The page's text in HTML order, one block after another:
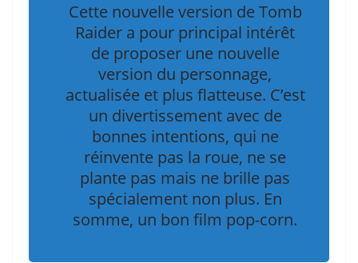
Cette nouvelle version de Tomb
Raider a pour principal intérêt
de proposer une nouvelle
version du personnage,
actualisée et plus flatteuse. C’est
un divertissement avec de
bonnes intentions, qui ne
réinvente pas la roue, ne se
plante pas mais ne brille pas
spécialement non plus. En
somme, un bon film pop-corn.